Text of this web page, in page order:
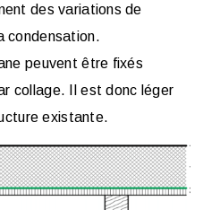
des variations de
condensation.
peuvent être fixés
collage. Il est donc léger
existante.